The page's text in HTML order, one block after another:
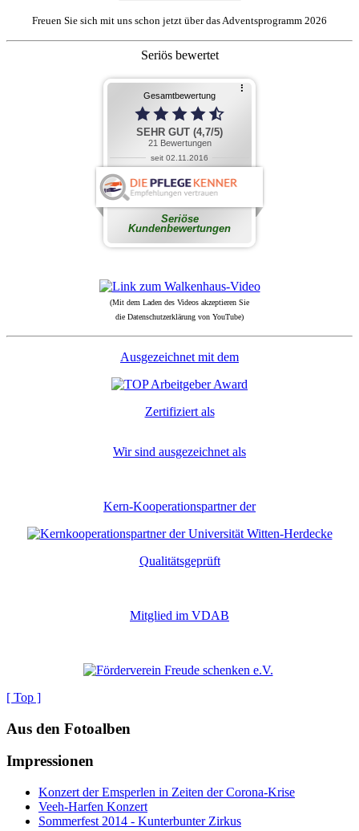
Freuen Sie sich mit uns schon jetzt über das Adventsprogramm 2026
Seriös bewertet
(Mit dem Laden des Videos akzeptieren Sie
die Datenschutzerklärung von YouTube)
Ausgezeichnet mit dem
Zertifiziert als
Wir sind ausgezeichnet als
Kern-Kooperationspartner der
Qualitätsgeprüft
Mitglied im VDAB
[ Top ]
Aus den Fotoalben
Impressionen
Konzert der Emsperlen in Zeiten der Corona-Krise
Veeh-Harfen Konzert
Sommerfest 2014 - Kunterbunter Zirkus